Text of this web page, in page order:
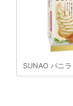
SUNAO バニラ